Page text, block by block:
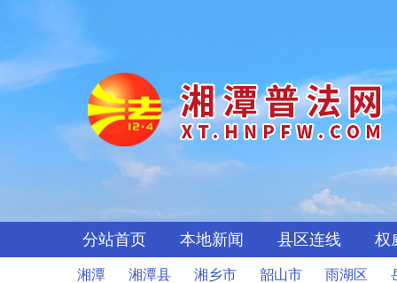
分站首页 本地新闻 县区连线 权
湘潭 湘潭县 湘乡市 韶山市 雨湖区